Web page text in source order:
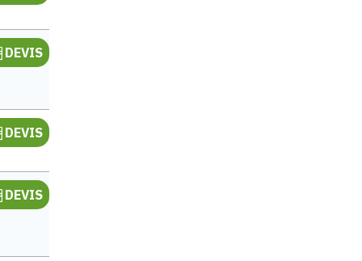
DEVIS
DEVIS
DEVIS